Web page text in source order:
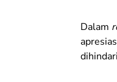
Dalam